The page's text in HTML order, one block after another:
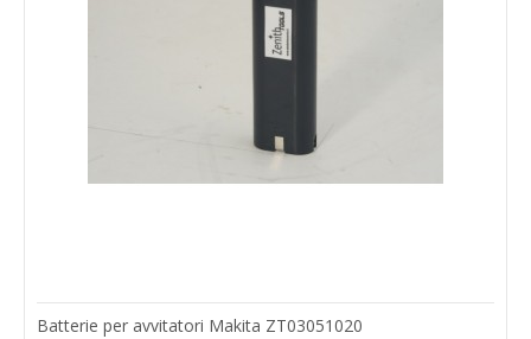
Batterie per avvitatori Makita ZT03051020